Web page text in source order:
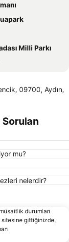
Milli Parkı
Marina
Müzesi
09700, Aydın,
Sorulan
mu?
nelerdir?
durumları
sitesine gittiğinizde,